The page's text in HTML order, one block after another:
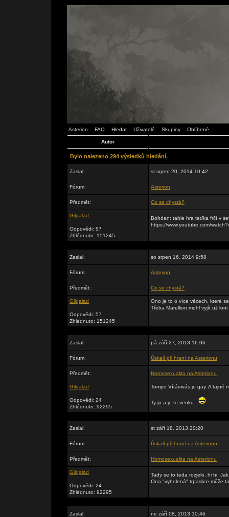
Asterion FAQ Hledat Uživatelé Skupiny Oblíbené
Autor
Bylo nalezeno 294 výsledků hledání.
Zaslal: st srpen 20, 2014 10:42
Fórum: Asterion
Předmět: Co se chystá?
Gilgalad
Odpovědi: 57
Zhlédnuto: 151245
Bohdan: tahle hra teďka frčí v
https://www.youtube.com/
Zaslal: so srpen 16, 2014 9:58
Fórum: Asterion
Předmět: Co se chystá?
Gilgalad
Odpovědi: 57
Zhlédnuto: 151245
Ono je to o více věcech, které
Třeba Marellion mohl vyjít už
Zaslal: pá září 27, 2013 16:06
Fórum: Úskalí při hraní na Asterionu
Předmět: Homosexualita na Asterionu
Gilgalad
Odpovědi: 24
Zhlédnuto: 92295
Tompo Vítámvás je gay. A tajně
Ty jo a je to venku...
Zaslal: st září 18, 2013 20:20
Fórum: Úskalí při hraní na Asterionu
Předmět: Homosexualita na Asterionu
Gilgalad
Odpovědi: 24
Zhlédnuto: 92295
Tady se to teda rozjelo, hi hi.
Ona "vyholená" trpaslice může
Zaslal: ne září 08, 2013 10:46